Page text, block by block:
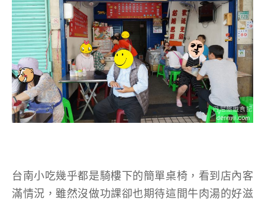
台南小吃幾乎都是騎樓下的簡單桌椅，看到店內客
滿情況，雖然沒做功課卻也期待這間牛肉湯的好滋